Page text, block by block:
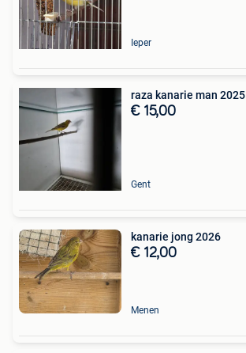
Ieper
raza kanarie man 2025
€ 15,00
Gent
kanarie jong 2026
€ 12,00
Menen